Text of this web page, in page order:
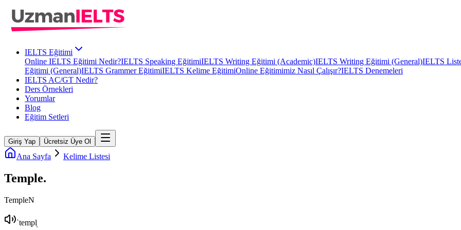
IELTS Eğitimi
Online IELTS Eğitimi Nedir?IELTS Speaking EğitimiIELTS Writing Eğitimi (Academic)IELTS Writing Eğitimi (General)IELTS
Eğitimi (General)IELTS Grammer EğitimiIELTS Kelime EğitimiOnline Eğitimimiz Nasıl Çalışır?IELTS Denemeleri
IELTS AC/GT Nedir?
Ders Örnekleri
Yorumlar
Blog
Eğitim Setleri
Giriş Yap Ücretsiz Üye Ol
Ana Sayfa Kelime Listesi
Temple.
TempleN
ˈtempl̩